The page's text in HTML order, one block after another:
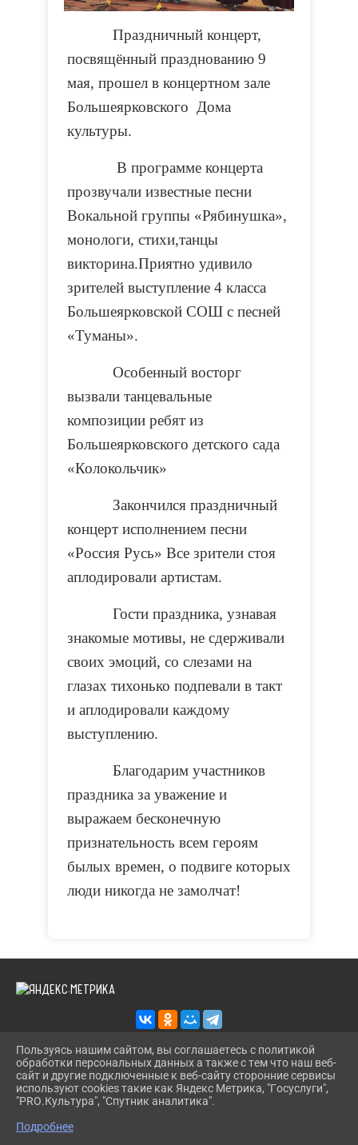
Праздничный концерт,
посвящённый празднованию 9
мая, прошел в концертном зале
Большеярковского Дома
культуры.
В программе концерта
прозвучали известные песни
Вокальной группы «Рябинушка»,
монологи, стихи,танцы
викторина.Приятно удивило
зрителей выступление 4 класса
Большеярковской СОШ с песней
«Туманы».
Особенный восторг
вызвали танцевальные
композиции ребят из
Большеярковского детского сада
«Колокольчик»
Закончился праздничный
концерт исполнением песни
«Россия Русь» Все зрители стоя
аплодировали артистам.
Гости праздника, узнавая
знакомые мотивы, не сдерживали
своих эмоций, со слезами на
глазах тихонько подпевали в такт
и аплодировали каждому
выступлению.
Благодарим участников
праздника за уважение и
выражаем бесконечную
признательность всем героям
былых времен, о подвиге которых
люди никогда не замолчат!
2026 Г. KAZANS-DOSUG.RU
ВХОД
КАРТА САЙТА
Пользуясь нашим сайтом, вы соглашаетесь с политикой
обработки персональных данных а также с тем что наш веб-
сайт и другие подключенные к веб-сайту сторонние сервисы
используют cookies такие как Яндекс Метрика, "Госуслуги",
"PRO.Культура", "Спутник аналитика".
Подробнее